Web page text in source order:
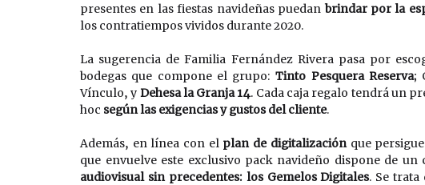
presentes en las fiestas navideñas puedan brindar por la
los contratiempos vividos durante 2020.
La sugerencia de Familia Fernández Rivera pasa por
bodegas que compone el grupo: Tinto Pesquera Reserva;
Vínculo, y Dehesa la Granja 14. Cada caja regalo tendrá un
hoc según las exigencias y gustos del cliente.
Además, en línea con el plan de digitalización que
que envuelve este exclusivo pack navideño dispone de un
audiovisual sin precedentes: los Gemelos Digitales. Se trata